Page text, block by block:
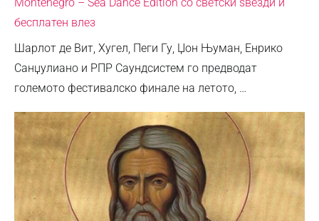
бесплатен влез
Шарлот де Вит, Хугел, Пеги Гу, Џон Њуман, Енрико
Санџулиано и РПР Саундсистем го предводат
големото фестивалско финале на летото, …